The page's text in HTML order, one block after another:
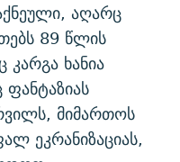
აღარც
89 წლის
ხანია
მიმართოს
ეკრანიზაციას,